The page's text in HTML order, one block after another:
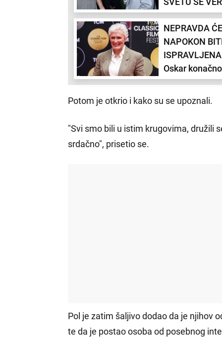
44. GODINI:
sreća" sa 15
mlađim
NEPRAVDA ĆE
NAPOKON
Oskar
ruke čuvenoj
Potom je otkrio i kako su se upoznali.
"Svi smo bili u istim krugovima, družili
srdačno", prisetio se.
Pol je zatim šaljivo dodao da je njihov
te da je postao osoba od posebnog